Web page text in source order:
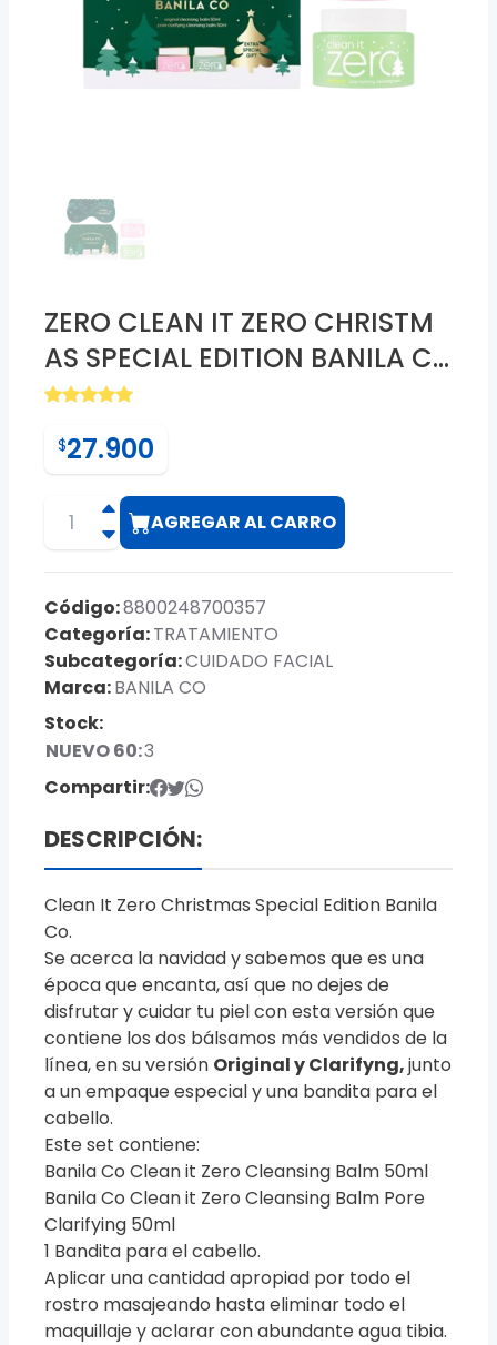
ZERO CLEAN IT ZERO CHRISTM
AS SPECIAL EDITION BANILA C
O.50ML
$27.900
AGREGAR AL CARRO
Código:8800248700357
Categoría:TRATAMIENTO
Subcategoría:CUIDADO FACIAL
Marca:BANILA CO
Stock:
NUEVO 60:3
Compartir:
DESCRIPCIÓN:
Clean It Zero Christmas Special Edition Banila
Co.
Se acerca la navidad y sabemos que es una
época que encanta, así que no dejes de
disfrutar y cuidar tu piel con esta versión que
contiene los dos bálsamos más vendidos de la
línea, en su versión Original y Clarifyng,junto
a un empaque especial y una bandita para el
cabello.
Este set contiene:
Banila Co Clean it Zero Cleansing Balm 50ml
Banila Co Clean it Zero Cleansing Balm Pore
Clarifying 50ml
1 Bandita para el cabello.
Aplicar una cantidad apropiad por todo el
rostro masajeando hasta eliminar todo el
maquillaje y aclarar con abundante agua tibia.